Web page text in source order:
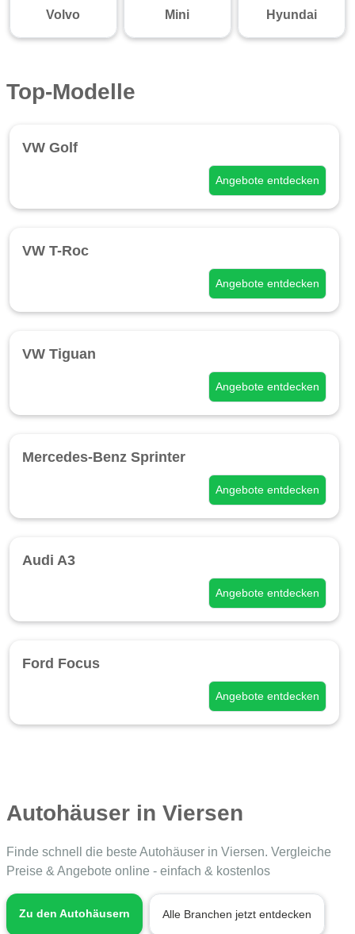
Volvo Mini Hyundai
Top-Modelle
VW Golf
Angebote entdecken
VW T-Roc
Angebote entdecken
VW Tiguan
Angebote entdecken
Mercedes-Benz Sprinter
Angebote entdecken
Audi A3
Angebote entdecken
Ford Focus
Angebote entdecken
Autohäuser in Viersen
Finde schnell die beste Autohäuser in Viersen. Vergleiche
Preise & Angebote online - einfach & kostenlos
Zu den Autohäusern Alle Branchen jetzt entdecken